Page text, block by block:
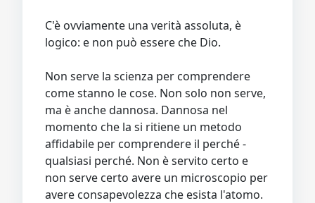
C'è ovviamente una verità assoluta, è
logico: e non può essere che Dio.
Non serve la scienza per comprendere
come stanno le cose. Non solo non serve,
ma è anche dannosa. Dannosa nel
momento che la si ritiene un metodo
affidabile per comprendere il perché -
qualsiasi perché. Non è servito certo e
non serve certo avere un microscopio per
avere consapevolezza che esista l'atomo.